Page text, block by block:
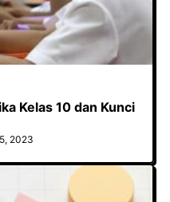
Kelas 10 dan Kunci
2023